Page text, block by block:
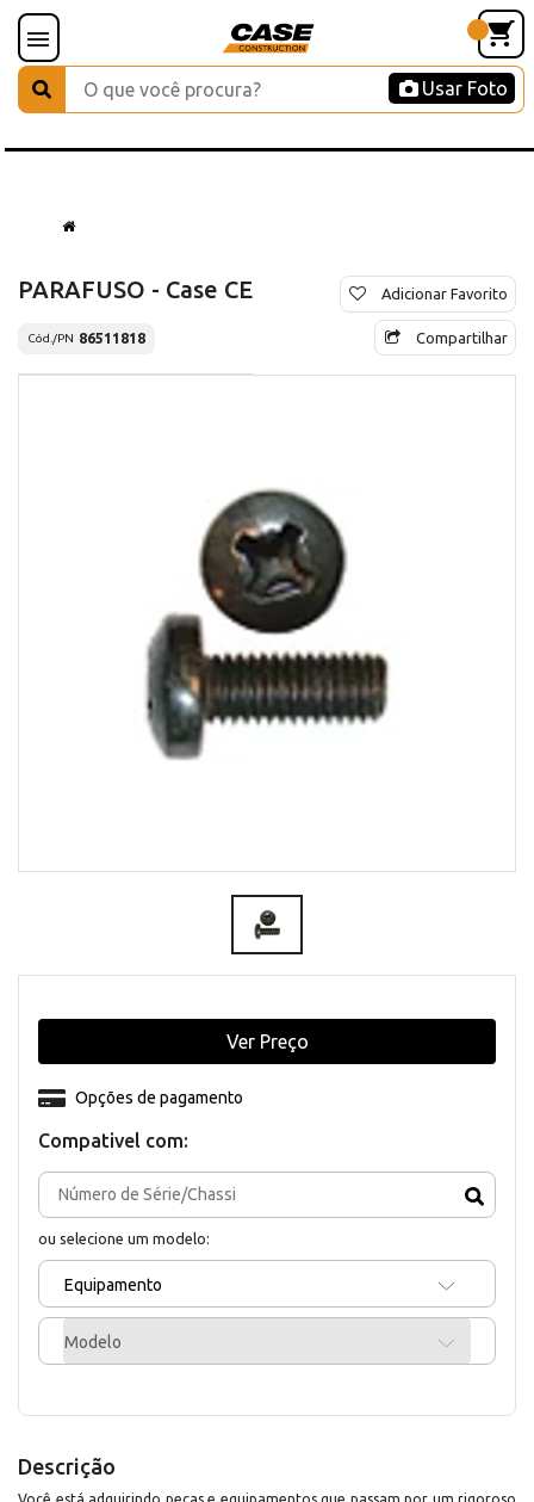
Usar Foto
PARAFUSO - Case CE
Cód./PN 86511818
Adicionar Favorito
Compartilhar
Compativel com:
ou selecione um modelo:
Equipamento
Modelo
Opções de pagamento
Ver Preço
Descrição